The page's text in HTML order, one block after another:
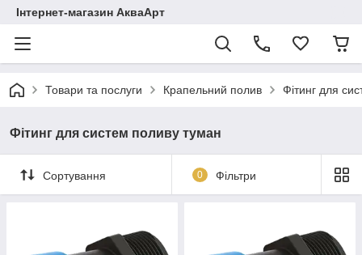
Інтернет-магазин АкваАрт
Товари та послуги Крапельний полив Фітинг для
Фітинг для систем поливу туман
Сортування 0 Фільтри